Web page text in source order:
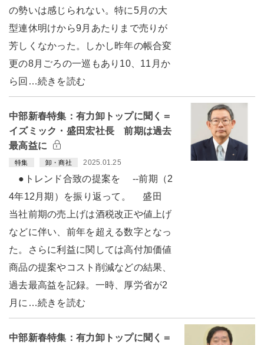
の勢いは感じられない。特に5月の大
型連休明けから9月あたりまで売りが
芳しくなかった。しかし昨年の帳合変
更の8月ごろの一巡もあり10、11月か
ら回…続きを読む
中部新春特集：有力卸トップに聞く＝
イズミック・盛田宏社長 前期は過去
最高益に
特集 卸・商社 2025.01.25
●トレンド合致の提案を --前期（2
4年12月期）を振り返って。 盛田
当社前期の売上げは酒税改正や値上げ
などに伴い、前年を超える数字となっ
た。さらに利益に関しては高付加価値
商品の提案やコスト削減などの結果、
過去最高益を記録。一時、厚労省が2
月に…続きを読む
中部新春特集：有力卸トップに聞く＝